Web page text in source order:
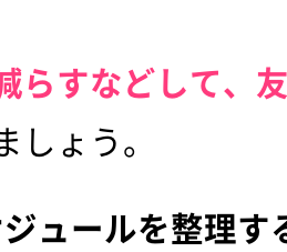
らすなどして、
しょう。
ュールを整理す